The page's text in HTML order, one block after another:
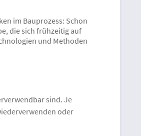
im Bauprozess: Schon
die sich frühzeitig auf
und Methoden
sind. Je
oder